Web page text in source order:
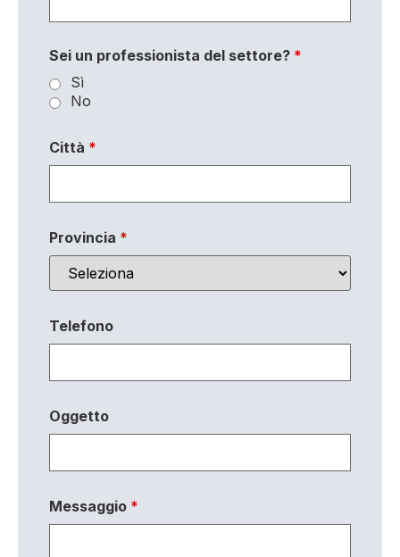
Sei un professionista del settore? *
Sì
No
Città *
Provincia *
Telefono
Oggetto
Messaggio *